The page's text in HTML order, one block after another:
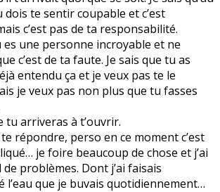
te sentir coupable et c’est
c’est pas de ta responsabilité.
une personne incroyable et ne
c’est de ta faute. Je sais que tu as
entendu ça et je veux pas te le
je veux pas non plus que tu fasses
tu arriveras à t’ouvrir.
répondre, perso en ce moment c’est
je foire beaucoup de chose et j’ai
problèmes. Dont j’ai faisais
l’eau que je buvais quotidiennement…